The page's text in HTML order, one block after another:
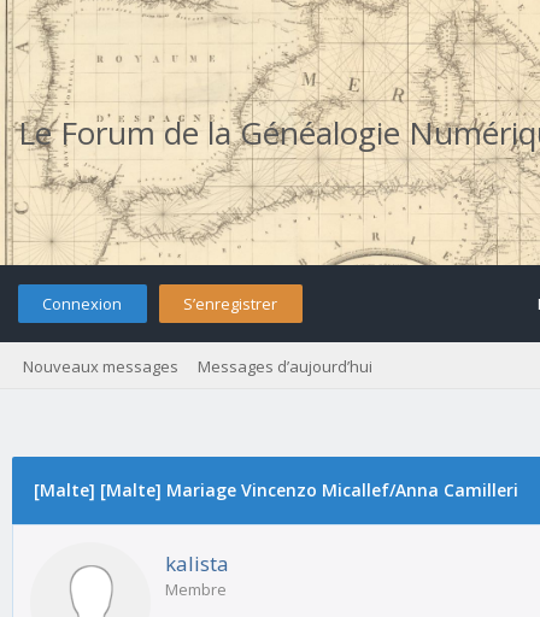
Le Forum de la Généalogie
Connexion S’enregistrer
Nouveaux messages Messages d’aujourd’hui
[Malte] [Malte] Mariage Vincenzo Micallef/Anna Camilleri
kalista
Membre